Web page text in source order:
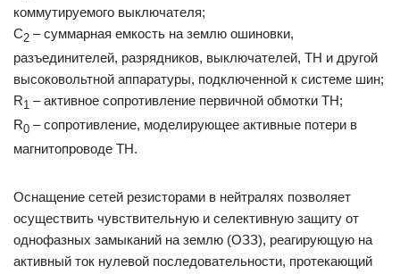
коммутируемого выключателя;
С2 – суммарная емкость на землю ошиновки,
разъединителей, разрядников, выключателей, ТН и другой
высоковольтной аппаратуры, подключенной к системе шин;
R1 – активное сопротивление первичной обмотки ТН;
R0 – сопротивление, моделирующее активные потери в
магнитопроводе ТН.
Оснащение сетей резисторами в нейтралях позволяет
осуществить чувствительную и селективную защиту от
однофазных замыканий на землю (ОЗЗ), реагирующую на
активный ток нулевой последовательности, протекающий